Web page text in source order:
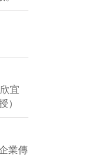
宜
）
業傳